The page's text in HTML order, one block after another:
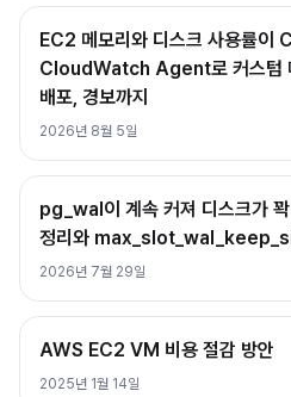
EC2 메모리와 디스크 사용률
CloudWatch Agent로 커스텀
배포, 경보까지
2026년 8월 5일
pg_wal이 계속 커져 디스크가
정리와
2026년 7월 29일
AWS EC2 VM 비용 절감 방안
2025년 1월 14일